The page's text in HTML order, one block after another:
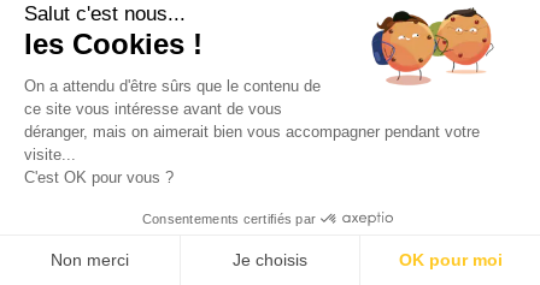
Les délégués au Conseil national autres que les
Président qui sont délégués de droit, sont
désignés ou confirmés au premier trimestre de
chaque année par les bureaux des groupes
locaux parmi les membres du groupe exerçant ou
ayant exercé des responsabilités au sein de ces
groupes (Co-Président, Trésorier, membre du
Salut c'est nous...
les Cookies !
On a attendu d'être sûrs que le contenu de
ce site vous intéresse avant de vous
déranger, mais on aimerait bien vous accompagner pendant votre
visite...
C'est OK pour vous ?
Consentements certifiés par
Non merci Je choisis OK pour moi